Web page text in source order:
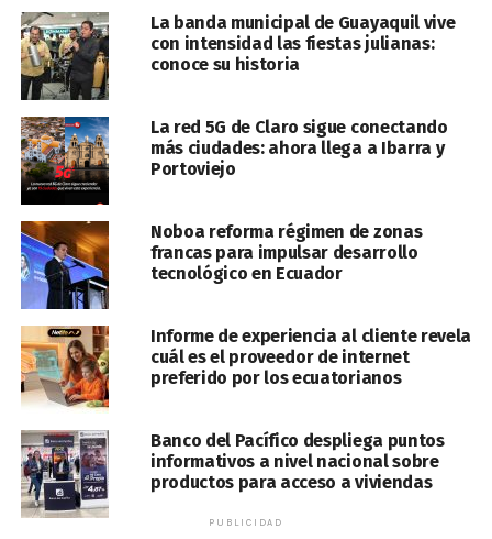
La banda municipal de Guayaquil vive
con intensidad las fiestas julianas:
conoce su historia
La red 5G de Claro sigue conectando
más ciudades: ahora llega a Ibarra y
Portoviejo
Noboa reforma régimen de zonas
francas para impulsar desarrollo
tecnológico en Ecuador
Informe de experiencia al cliente revela
cuál es el proveedor de internet
preferido por los ecuatorianos
Banco del Pacífico despliega puntos
informativos a nivel nacional sobre
productos para acceso a viviendas
PUBLICIDAD